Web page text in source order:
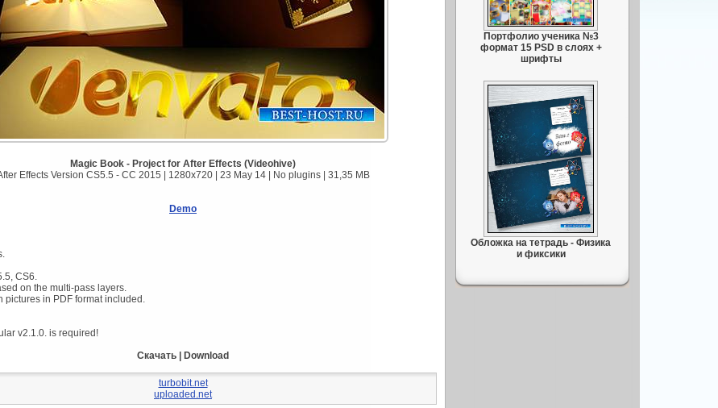
Magic Book - Project for After Effects (Videohive)
Effects Version CS5.5 - CC 2015 | 1280x720 | 23 May 14 | No plugins | 31,35 MB
Demo
CS6.
on the multi-pass layers.
pictures in PDF format included.
v2.1.0. is required!
Скачать | Download
turbobit.net
uploaded.net
Портфолио ученика №3
формат 15 PSD в слоях +
шрифты
Обложка на тетрадь - Физика
и фиксики